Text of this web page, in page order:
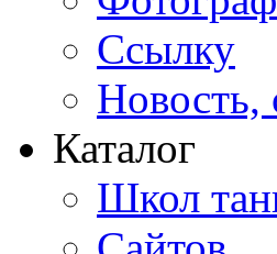
Ссылку
Новость,
Каталог
Школ